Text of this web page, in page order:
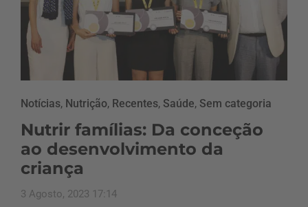
Notícias, Nutrição, Recentes, Saúde, Sem categoria
Nutrir famílias: Da conceção
ao desenvolvimento da
criança
3 Agosto, 2023 17:14